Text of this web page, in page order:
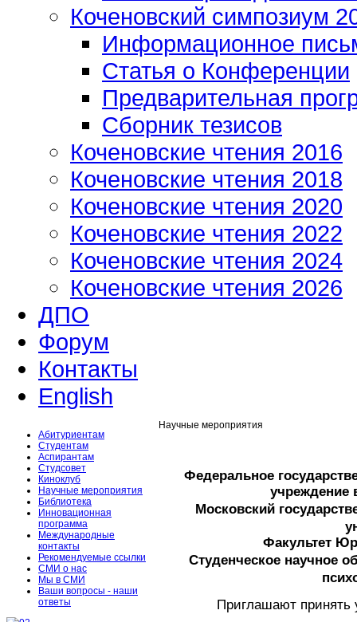
Коченовский симпозиум
Информационное
Статья о Конференции
Предварительная
Сборник тезисов
Коченовские чтения 2016
Коченовские чтения 2018
Коченовские чтения 2020
Коченовские чтения 2022
Коченовские чтения 2024
Коченовские чтения 2026
ДПО
Форум
Контакты
English
Абитуриентам
Студентам
Аспирантам
Студсовет
Киноклуб
Научные мероприятия
Библиотека
Инновационная
программа
Международные
контакты
Рекомендуемые ссылки
СМИ о нас
Мы в СМИ
Ваши вопросы - наши
ответы
Научные мероприятия
Федеральное
учреждение
Московский
Факультет
Студенческое научное
Приглашают принять